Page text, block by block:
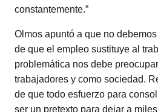
constantemente.”
Olmos apuntó a que no
de que el empleo sustituye al
problemática nos debe
trabajadores y como sociedad.
de que todo esfuerzo para
ser un pretexto para dejar a